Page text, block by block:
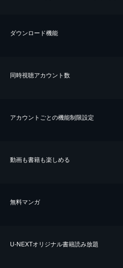
ダウンロード機能
同時視聴アカウント数
アカウントごとの機能制限設定
動画も書籍も楽しめる
無料マンガ
U-NEXTオリジナル書籍読み放題